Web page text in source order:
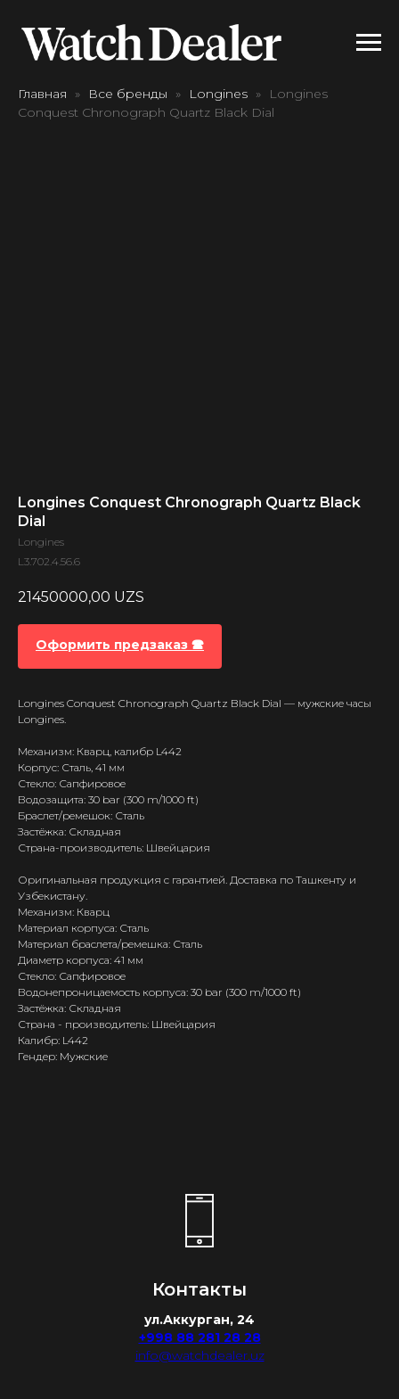
Главная Все бренды Longines
Longines
Conquest Chronograph Quartz Black Dial
Longines Conquest Chronograph Quartz Black
Dial
Longines
L3.702.4.56.6
21450000,00 UZS
Оформить предзаказ 🕿
Longines Conquest Chronograph Quartz Black Dial — мужские часы
Longines.
Механизм: Кварц, калибр L442
Корпус: Сталь, 41 мм
Стекло: Сапфировое
Водозащита: 30 bar (300 m/1000 ft)
Браслет/ремешок: Сталь
Застёжка: Складная
Страна-производитель: Швейцария
Оригинальная продукция с гарантией. Доставка по Ташкенту и
Узбекистану.
Механизм: Кварц
Материал корпуса: Сталь
Материал браслета/ремешка: Сталь
Диаметр корпуса: 41 мм
Стекло: Сапфировое
Водонепроницаемость корпуса: 30 bar (300 m/1000 ft)
Застёжка: Складная
Страна - производитель: Швейцария
Калибр: L442
Гендер: Мужские
Контакты
ул.Аккурган, 24
+998 88 281 28 28
info@watchdealer.uz